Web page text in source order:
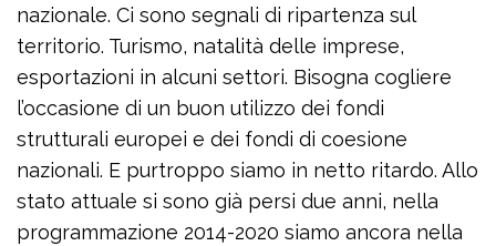
nazionale. Ci sono segnali di ripartenza sul
territorio. Turismo, natalità delle imprese,
esportazioni in alcuni settori. Bisogna cogliere
l’occasione di un buon utilizzo dei fondi
strutturali europei e dei fondi di coesione
nazionali. E purtroppo siamo in netto ritardo. Allo
stato attuale si sono già persi due anni, nella
programmazione 2014-2020 siamo ancora nella